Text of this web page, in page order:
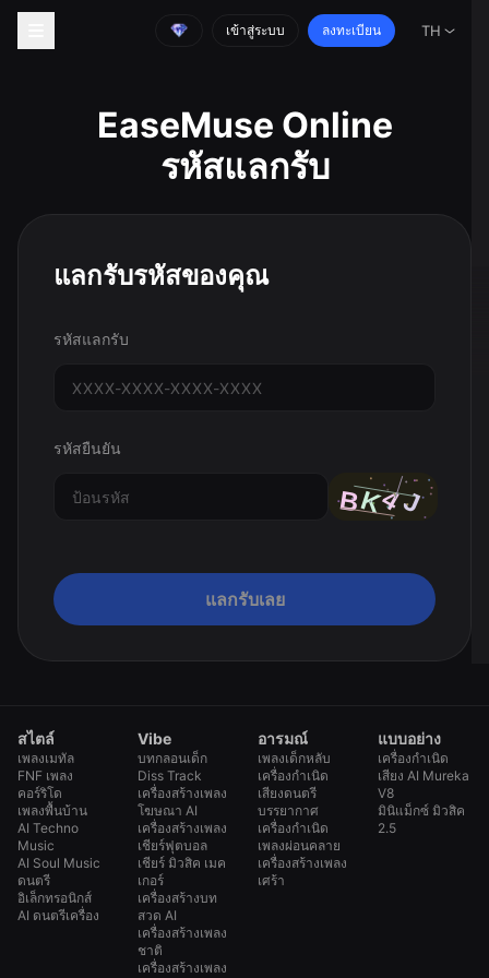
เข้าสู่ระบบ ลงทะเบียน TH
EaseMuse Online
รหัสแลกรับ
แลกรับรหัสของคุณ
รหัสแลกรับ
รหัสยืนยัน
แลกรับเลย
สไตล์
เพลงเมทัล
FNF เพลง
คอร์ริโด
เพลงพื้นบ้าน
AI Techno
Music
AI Soul Music
ดนตรี
อิเล็กทรอนิกส์
AI ดนตรีเครื่อง
Vibe
บทกลอนเด็ก
Diss Track
เครื่องสร้างเพลง
โฆษณา AI
เครื่องสร้างเพลง
เชียร์ฟุตบอล
เชียร์ มิวสิค เมค
เกอร์
เครื่องสร้างบท
สวด AI
เครื่องสร้างเพลง
ชาติ
เครื่องสร้างเพลง
อารมณ์
เพลงเด็กหลับ
เครื่องกำเนิด
เสียงดนตรี
บรรยากาศ
เครื่องกำเนิด
เพลงผ่อนคลาย
เครื่องสร้างเพลง
เศร้า
แบบอย่าง
เครื่องกำเนิด
เสียง AI Mureka
V8
มินิแม็กซ์ มิวสิค
2.5